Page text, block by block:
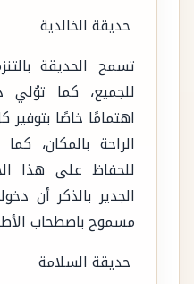
حديقة الخالدية
تسمح الحديقة
للجميع، كما توُلي
اهتمامًا خاصًا
الراحة بالمكان،
للحفاظ على هذا
الجدير بالذكر أن
مسموح باصطحاب
حديقة السلامة